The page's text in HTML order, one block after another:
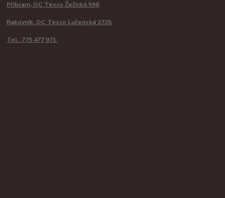
Příbram, OC Tesco Žežická 598
Rakovník, OC Tesco Luženská 2725
Tel.: 775 477 971